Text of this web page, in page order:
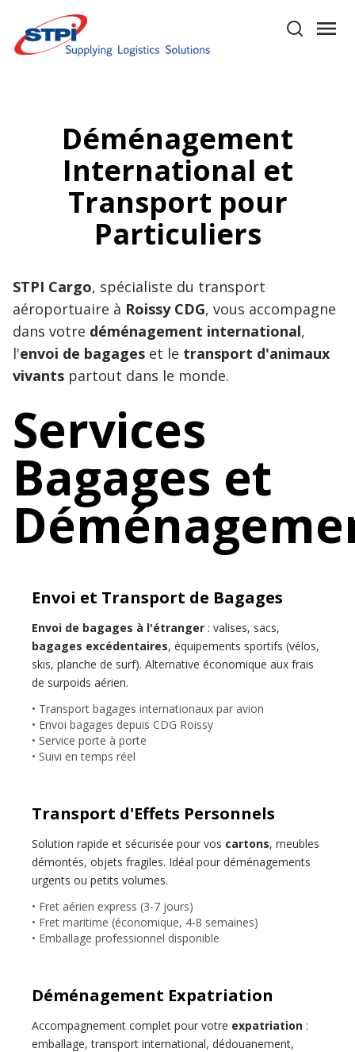
Déménagement
International et
Transport pour
Particuliers
STPI Cargo, spécialiste du transport
aéroportuaire à Roissy CDG, vous accompagne
dans votre déménagement international,
l'envoi de bagages et le transport d'animaux
vivants partout dans le monde.
Services
Bagages et
Envoi et Transport de Bagages
Envoi de bagages à l'étranger : valises, sacs,
bagages excédentaires, équipements sportifs (vélos,
skis, planche de surf). Alternative économique aux frais
de surpoids aérien.
• Transport bagages internationaux par avion
• Envoi bagages depuis CDG Roissy
• Service porte à porte
• Suivi en temps réel
Transport d'Effets Personnels
Solution rapide et sécurisée pour vos cartons, meubles
démontés, objets fragiles. Idéal pour déménagements
urgents ou petits volumes.
• Fret aérien express (3-7 jours)
• Fret maritime (économique, 4-8 semaines)
• Emballage professionnel disponible
Déménagement Expatriation
Accompagnement complet pour votre expatriation :
emballage, transport international, dédouanement,